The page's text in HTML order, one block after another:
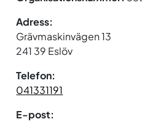
Adress:
Grävmaskinvägen 13
241 39 Eslöv
Telefon:
041331191
E-post: